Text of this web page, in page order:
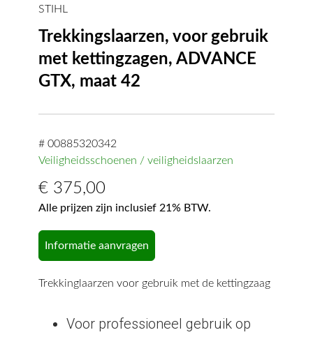
STIHL
Trekkingslaarzen, voor gebruik
met kettingzagen, ADVANCE
GTX, maat 42
# 00885320342
Veiligheidsschoenen / veiligheidslaarzen
€ 375,00
Alle prijzen zijn inclusief 21% BTW.
Informatie aanvragen
Trekkinglaarzen voor gebruik met de kettingzaag
Voor professioneel gebruik op